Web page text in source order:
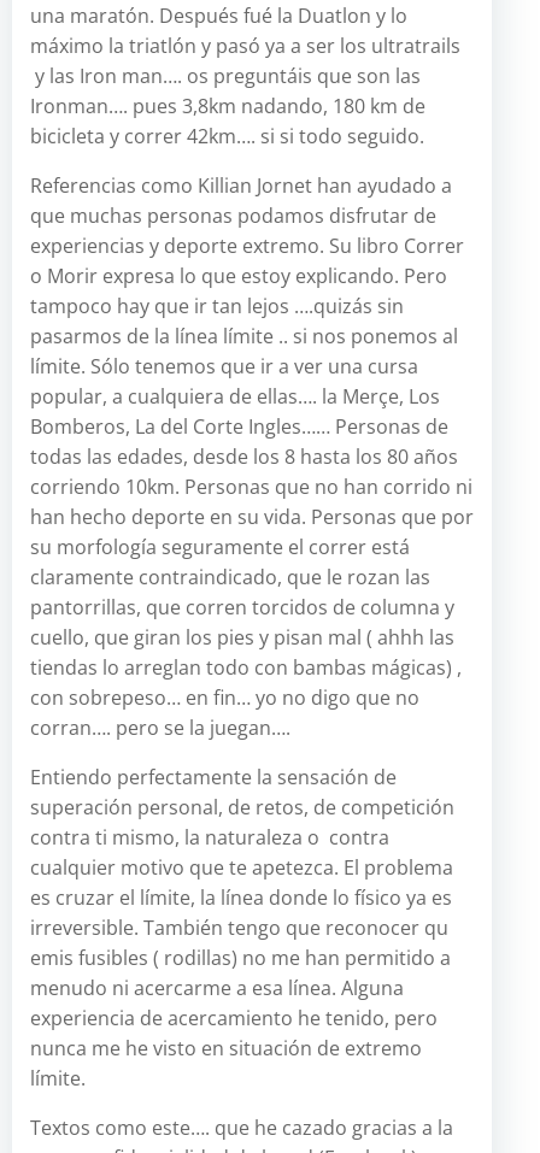
una maratón. Después fué la Duatlon y lo
máximo la triatlón y pasó ya a ser los ultratrails
y las Iron man…. os preguntáis que son las
Ironman…. pues 3,8km nadando, 180 km de
bicicleta y correr 42km…. si si todo seguido.
Referencias como Killian Jornet han ayudado a
que muchas personas podamos disfrutar de
experiencias y deporte extremo. Su libro Correr
o Morir expresa lo que estoy explicando. Pero
tampoco hay que ir tan lejos ….quizás sin
pasarmos de la línea límite .. si nos ponemos al
límite. Sólo tenemos que ir a ver una cursa
popular, a cualquiera de ellas…. la Merçe, Los
Bomberos, La del Corte Ingles…… Personas de
todas las edades, desde los 8 hasta los 80 años
corriendo 10km. Personas que no han corrido ni
han hecho deporte en su vida. Personas que por
su morfología seguramente el correr está
claramente contraindicado, que le rozan las
pantorrillas, que corren torcidos de columna y
cuello, que giran los pies y pisan mal ( ahhh las
tiendas lo arreglan todo con bambas mágicas) ,
con sobrepeso… en fin… yo no digo que no
corran…. pero se la juegan….
Entiendo perfectamente la sensación de
superación personal, de retos, de competición
contra ti mismo, la naturaleza o contra
cualquier motivo que te apetezca. El problema
es cruzar el límite, la línea donde lo físico ya es
irreversible. También tengo que reconocer qu
emis fusibles ( rodillas) no me han permitido a
menudo ni acercarme a esa línea. Alguna
experiencia de acercamiento he tenido, pero
nunca me he visto en situación de extremo
límite.
Textos como este…. que he cazado gracias a la